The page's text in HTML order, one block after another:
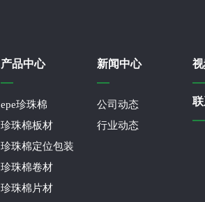
产品中心
epe珍珠棉
珍珠棉板材
珍珠棉定位包装
珍珠棉卷材
珍珠棉片材
新闻中心
公司动态
行业动态